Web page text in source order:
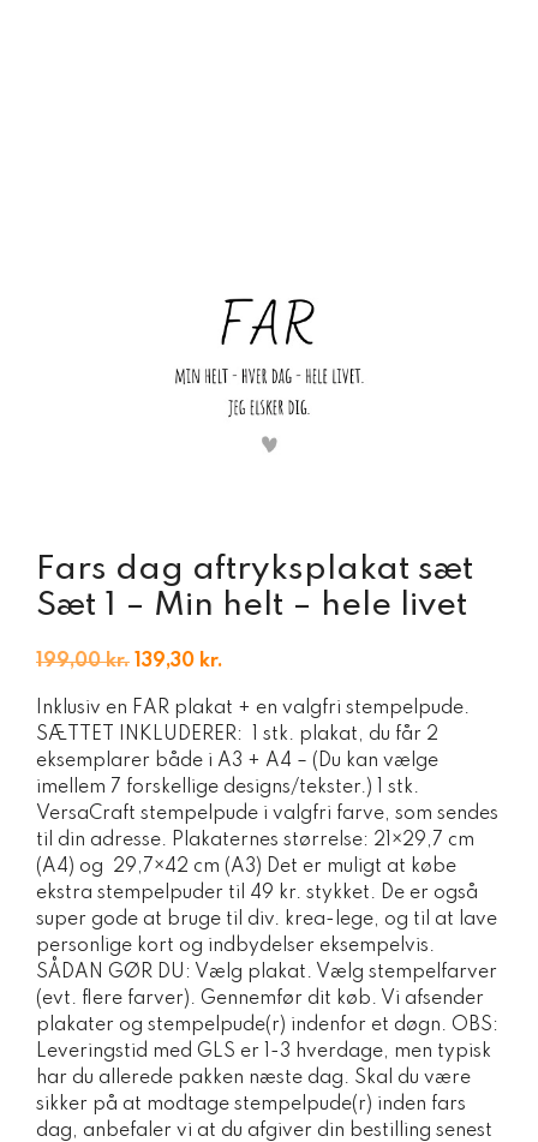
Fars dag aftryksplakat sæt
Sæt 1 – Min helt – hele livet
199,00kr.
Den
pris
var:
199,00 kr..
139,30 kr.
pris
er:
139,30 kr..
Inklusiv en FAR plakat + en valgfri stempelpude.
SÆTTET INKLUDERER: 1 stk. plakat, du får 2
eksemplarer både i A3 + A4 – (Du kan vælge
imellem 7 forskellige designs/tekster.) 1 stk.
VersaCraft stempelpude i valgfri farve, som sendes
til din adresse. Plakaternes størrelse: 21×29,7 cm
(A4) og 29,7×42 cm (A3) Det er muligt at købe
ekstra stempelpuder til 49 kr. stykket. De er også
super gode at bruge til div. krea-lege, og til at lave
personlige kort og indbydelser eksempelvis.
SÅDAN GØR DU: Vælg plakat. Vælg stempelfarver
(evt. flere farver). Gennemfør dit køb. Vi afsender
plakater og stempelpude(r) indenfor et døgn. OBS:
Leveringstid med GLS er 1-3 hverdage, men typisk
har du allerede pakken næste dag. Skal du være
sikker på at modtage stempelpude(r) inden fars
dag, anbefaler vi at du afgiver din bestilling senest